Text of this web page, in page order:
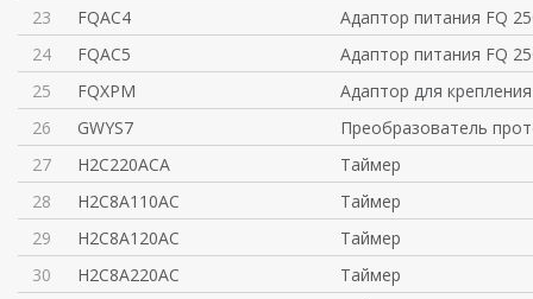
23
FQAC4
Адаптор питания FQ
24
FQAC5
Адаптор питания FQ
25
FQXPM
Адаптор для
26
GWYS7
Преобразователь
27
H2C220ACA
Таймер
28
H2C8A110AC
Таймер
29
H2C8A120AC
Таймер
30
H2C8A220AC
Таймер